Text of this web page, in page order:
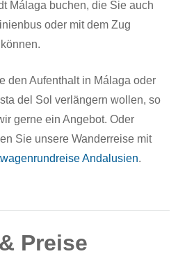
Málaga buchen, die Sie auch
oder mit dem Zug
den Aufenthalt in Málaga oder
del Sol verlängern wollen, so
gerne ein Angebot. Oder
Sie unsere Wanderreise mit
Andalusien.
Preise